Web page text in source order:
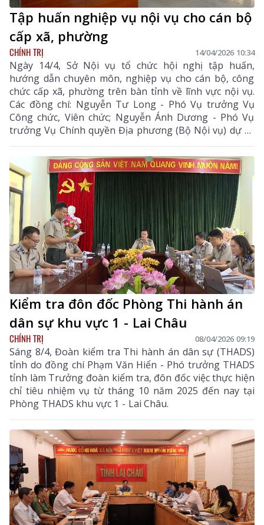
Tập huấn nghiệp vụ nội vụ cho cán bộ
cấp xã, phường
CHÍNH TRỊ 14/04/2026 10:34
Ngày 14/4, Sở Nội vụ tổ chức hội nghị tập huấn,
hướng dẫn chuyên môn, nghiệp vụ cho cán bộ, công
chức cấp xã, phường trên bàn tỉnh về lĩnh vực nội vụ.
Các đồng chí: Nguyễn Tư Long - Phó Vụ trưởng Vụ
Công chức, Viên chức; Nguyễn Ánh Dương - Phó Vụ
trưởng Vụ Chính quyền Địa phương (Bộ Nội vụ) dự và
trực tiếp trao đổi các chuyên đề.
Kiểm tra đôn đốc Phòng Thi hành án
dân sự khu vực 1 - Lai Châu
CHÍNH TRỊ 08/04/2026 09:19
Sáng 8/4, Đoàn kiểm tra Thi hành án dân sự (THADS)
tỉnh do đồng chí Phạm Văn Hiển - Phó trưởng THADS
tỉnh làm Trưởng đoàn kiểm tra, đôn đốc việc thực hiện
chỉ tiêu nhiệm vụ từ tháng 10 năm 2025 đến nay tại
Phòng THADS khu vực 1 - Lai Châu.